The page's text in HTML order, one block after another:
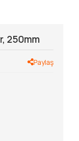
250mm
Paylaş